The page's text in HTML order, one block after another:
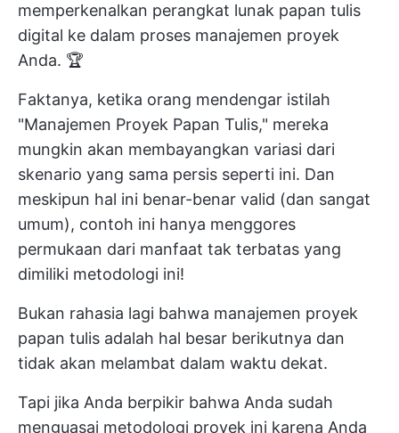
memperkenalkan perangkat lunak papan tulis
digital ke dalam proses manajemen proyek
Anda. 🏆
Faktanya, ketika orang mendengar istilah
"Manajemen Proyek Papan Tulis," mereka
mungkin akan membayangkan variasi dari
skenario yang sama persis seperti ini. Dan
meskipun hal ini benar-benar valid (dan sangat
umum), contoh ini hanya menggores
permukaan dari manfaat tak terbatas yang
dimiliki metodologi ini!
Bukan rahasia lagi bahwa manajemen proyek
papan tulis adalah hal besar berikutnya dan
tidak akan melambat dalam waktu dekat.
Tapi jika Anda berpikir bahwa Anda sudah
menguasai metodologi proyek ini karena Anda